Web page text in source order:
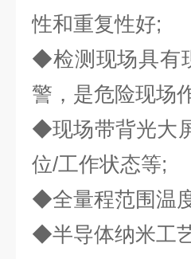
性和重复性好;
◆检测现场具有
警，是危险现场
◆现场带背光大
位/工作状态等;
◆全量程范围温
◆半导体纳米工